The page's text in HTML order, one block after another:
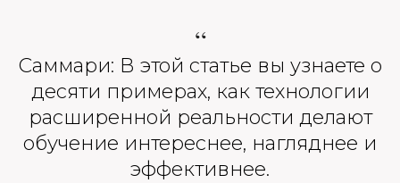
“
Саммари: В этой статье вы узнаете о
десяти примерах, как технологии
расширенной реальности делают
обучение интереснее, нагляднее и
эффективнее.